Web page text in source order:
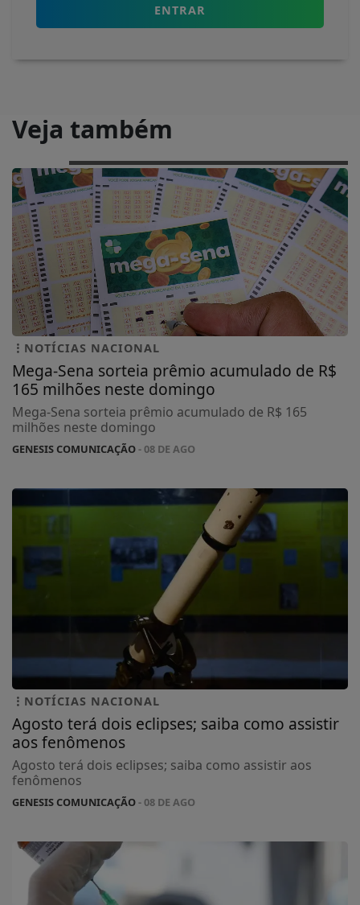
ENTRAR
Veja também
NOTÍCIAS NACIONAL
Mega-Sena sorteia prêmio acumulado de R$
165 milhões neste domingo
Mega-Sena sorteia prêmio acumulado de R$ 165
milhões neste domingo
GENESIS COMUNICAÇÃO- 08 DE AGO
NOTÍCIAS NACIONAL
Agosto terá dois eclipses; saiba como assistir
aos fenômenos
Agosto terá dois eclipses; saiba como assistir aos
fenômenos
GENESIS COMUNICAÇÃO- 08 DE AGO